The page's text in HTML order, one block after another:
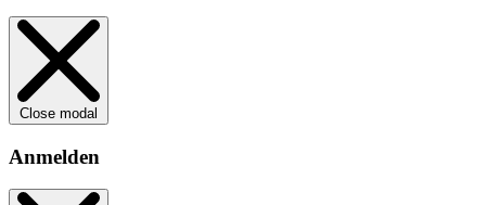
Close modal
Anmelden